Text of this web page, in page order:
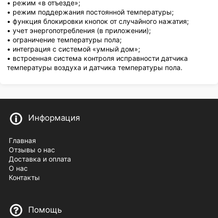
• режим «в отъезде»;
• режим поддержания постоянной температуры;
• функция блокировки кнопок от случайного нажатия;
• учет энергопотребления (в приложении);
• ограничение температуры пола;
• интеграция с системой «умный дом»;
• встроенная система контроля исправности датчика
температуры воздуха и датчика температуры пола.
Информация
Главная
Отзывы о нас
Доставка и оплата
О нас
Контакты
Помощь